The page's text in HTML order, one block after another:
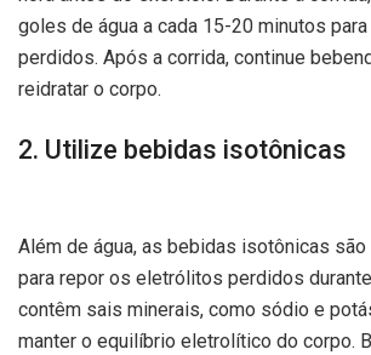
goles de água a cada 15-20 minutos
perdidos. Após a corrida, continue
reidratar o corpo.
2. Utilize bebidas isotônicas
Além de água, as bebidas isotônicas são
para repor os eletrólitos perdidos
contêm sais minerais, como sódio e
manter o equilíbrio eletrolítico do corpo.